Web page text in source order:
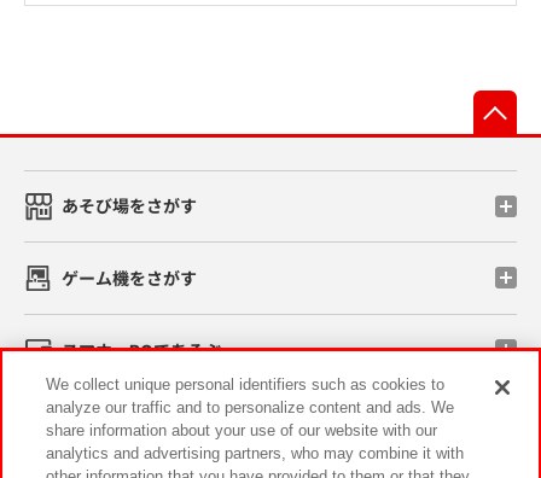
あそび場をさがす
ゲーム機をさがす
スマホ・PCであそぶ
イベント・キャンペーン
We collect unique personal identifiers such as cookies to
analyze our traffic and to personalize content and ads. We
share information about your use of our website with our
analytics and advertising partners, who may combine it with